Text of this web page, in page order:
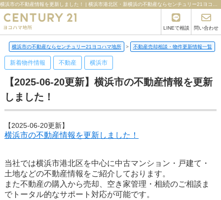
LINEで相談 問い合わせ
横浜市の不動産ならセンチュリー21ヨコハマ地所 > 不動産売却相談・物件更新情報一覧
新着物件情報 不動産 横浜市
【2025-06-20更新】横浜市の不動産情報を更新
しました！
【2025-06-20更新】
横浜市の不動産情報を更新しました！
当社では横浜市港北区を中心に中古マンション・戸建て・
土地などの不動産情報をご紹介しております。
また不動産の購入から売却、空き家管理・相続のご相談ま
でトータル的なサポート対応が可能です。